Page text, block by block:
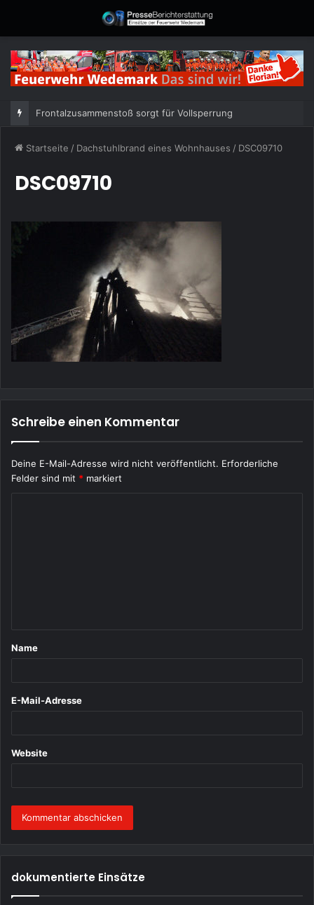
Frontalzusammenstoß sorgt für Vollsperrung
Startseite / Dachstuhlbrand eines Wohnhauses / DSC09710
DSC09710
Schreibe einen Kommentar
Deine E-Mail-Adresse wird nicht veröffentlicht. Erforderliche
Felder sind mit * markiert
a
Name
E-Mail-Adresse
Website
dokumentierte Einsätze